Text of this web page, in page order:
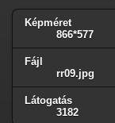
Képméret
866*577
Fájl
rr09.jpg
Látogatás
3182